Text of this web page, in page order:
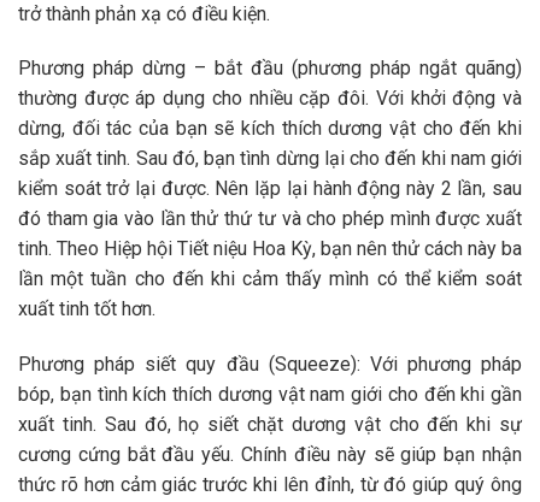
trở thành phản xạ có điều kiện.
Phương pháp dừng – bắt đầu (phương pháp ngắt quãng)
thường được áp dụng cho nhiều cặp đôi. Với khởi động và
dừng, đối tác của bạn sẽ kích thích dương vật cho đến khi
sắp xuất tinh. Sau đó, bạn tình dừng lại cho đến khi nam giới
kiểm soát trở lại được. Nên lặp lại hành động này 2 lần, sau
đó tham gia vào lần thử thứ tư và cho phép mình được xuất
tinh. Theo Hiệp hội Tiết niệu Hoa Kỳ, bạn nên thử cách này ba
lần một tuần cho đến khi cảm thấy mình có thể kiểm soát
xuất tinh tốt hơn.
Phương pháp siết quy đầu (Squeeze): Với phương pháp
bóp, bạn tình kích thích dương vật nam giới cho đến khi gần
xuất tinh. Sau đó, họ siết chặt dương vật cho đến khi sự
cương cứng bắt đầu yếu. Chính điều này sẽ giúp bạn nhận
thức rõ hơn cảm giác trước khi lên đỉnh, từ đó giúp quý ông